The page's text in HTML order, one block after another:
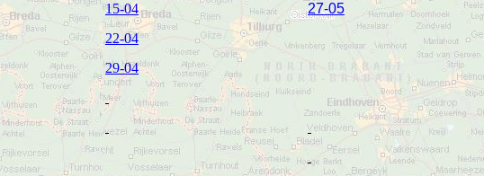
15-04
22-04
29-04
27-05